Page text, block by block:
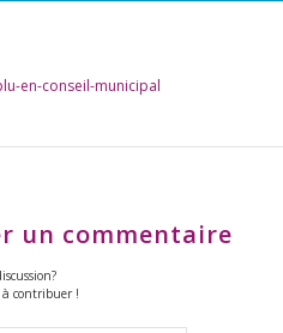
en-conseil-municipal
un commentaire
à contribuer !